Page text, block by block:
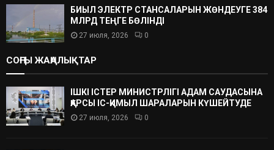
БИЫЛ ЭЛЕКТР СТАНСАЛАРЫН ЖӨНДЕУГЕ 384
МЛРД ТЕҢГЕ БӨЛІНДІ
27 июля, 2026 0
СОҢҒЫ ЖАҢАЛЫҚТАР
ІШКІ ІСТЕР МИНИСТРЛІГІ АДАМ САУДАСЫНА
ҚАРСЫ ІС-ҚИМЫЛ ШАРАЛАРЫН КҮШЕЙТУДЕ
27 июля, 2026 0